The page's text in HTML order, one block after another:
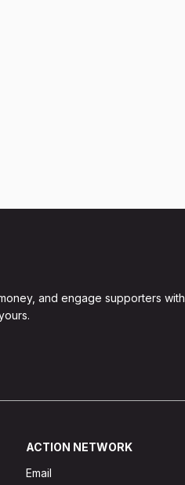
and engage supporters with
ACTION NETWORK
Email